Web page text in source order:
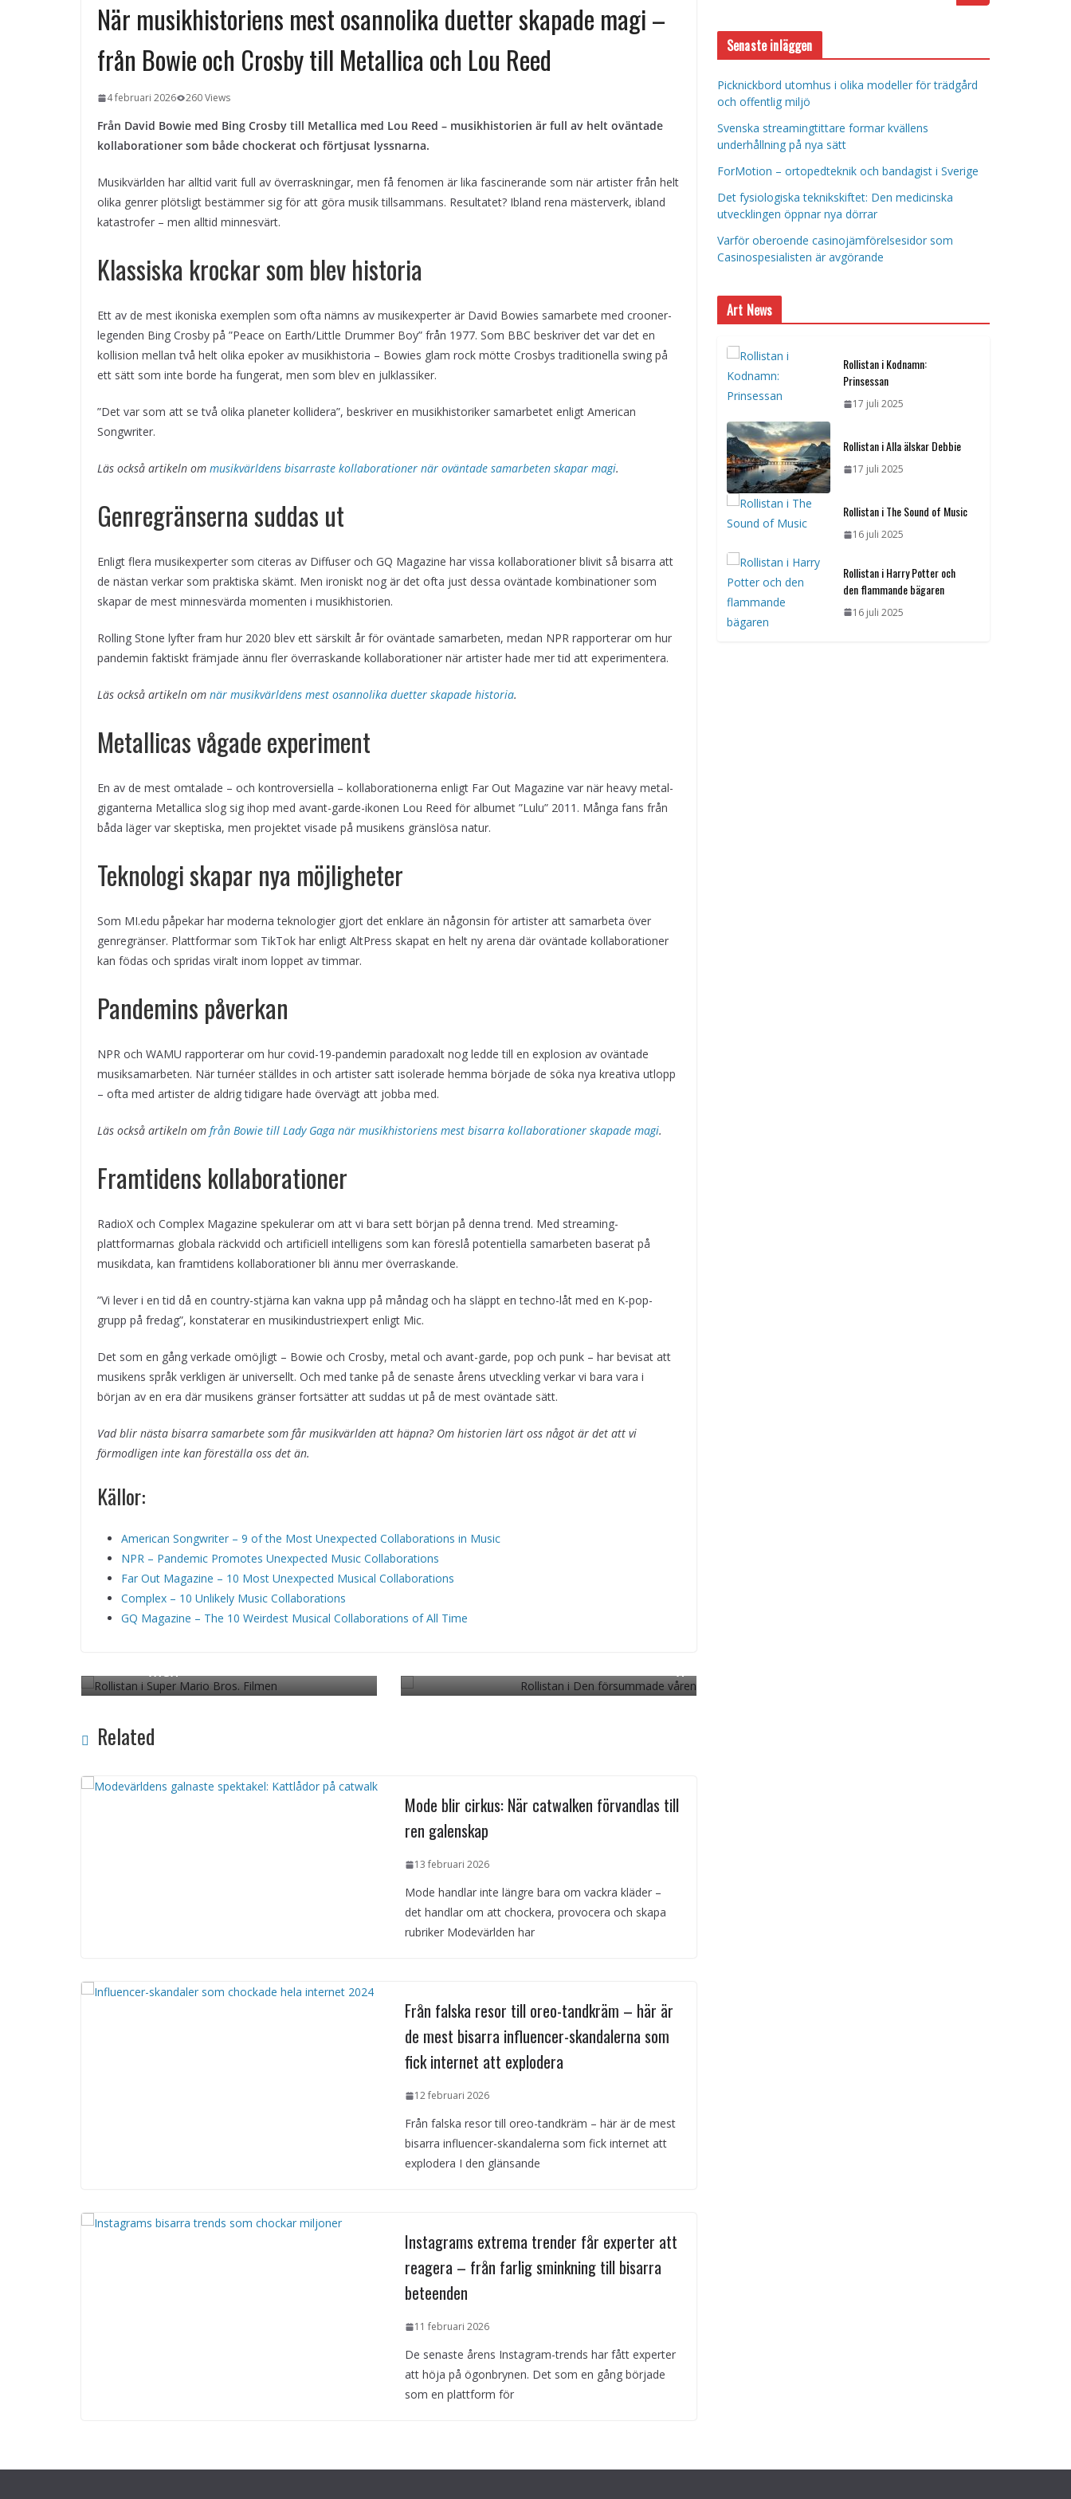
Svenska streamingtittare formar
ForMotion – ortopedteknik och
bandagist i Sverige
medicinska utvecklingen öppnar nya
När musikhistoriens mest osannolika duetter skapade magi –
från Bowie och Crosby till Metallica och Lou Reed
4 februari 2026 260 Views
Från David Bowie med Bing Crosby till Metallica med Lou Reed – musikhistorien är full av helt oväntade
kollaborationer som både chockerat och förtjusat lyssnarna.
Musikvärlden har alltid varit full av överraskningar, men få fenomen är lika fascinerande som när artister från helt
olika genrer plötsligt bestämmer sig för att göra musik tillsammans. Resultatet? Ibland rena mästerverk, ibland
katastrofer – men alltid minnesvärt.
Klassiska krockar som blev historia
Ett av de mest ikoniska exemplen som ofta nämns av musikexperter är David Bowies samarbete med crooner-
legenden Bing Crosby på ”Peace on Earth/Little Drummer Boy” från 1977. Som BBC beskriver det var det en
kollision mellan två helt olika epoker av musikhistoria – Bowies glam rock mötte Crosbys traditionella swing på
ett sätt som inte borde ha fungerat, men som blev en julklassiker.
”Det var som att se två olika planeter kollidera”, beskriver en musikhistoriker samarbetet enligt American
Songwriter.
Läs också artikeln om musikvärldens bisarraste kollaborationer när oväntade samarbeten skapar magi.
Genregränserna suddas ut
Enligt flera musikexperter som citeras av Diffuser och GQ Magazine har vissa kollaborationer blivit så bisarra att
de nästan verkar som praktiska skämt. Men ironiskt nog är det ofta just dessa oväntade kombinationer som
skapar de mest minnesvärda momenten i musikhistorien.
Rolling Stone lyfter fram hur 2020 blev ett särskilt år för oväntade samarbeten, medan NPR rapporterar om hur
pandemin faktiskt främjade ännu fler överraskande kollaborationer när artister hade mer tid att experimentera.
Läs också artikeln om när musikvärldens mest osannolika duetter skapade historia.
Metallicas vågade experiment
En av de mest omtalade – och kontroversiella – kollaborationerna enligt Far Out Magazine var när heavy metal-
giganterna Metallica slog sig ihop med avant-garde-ikonen Lou Reed för albumet ”Lulu” 2011. Många fans från
båda läger var skeptiska, men projektet visade på musikens gränslösa natur.
Teknologi skapar nya möjligheter
Som MI.edu påpekar har moderna teknologier gjort det enklare än någonsin för artister att samarbeta över
genregränser. Plattformar som TikTok har enligt AltPress skapat en helt ny arena där oväntade kollaborationer
kan födas och spridas viralt inom loppet av timmar.
Pandemins påverkan
NPR och WAMU rapporterar om hur covid-19-pandemin paradoxalt nog ledde till en explosion av oväntade
musiksamarbeten. När turnéer ställdes in och artister satt isolerade hemma började de söka nya kreativa utlopp
– ofta med artister de aldrig tidigare hade övervägt att jobba med.
Läs också artikeln om från Bowie till Lady Gaga när musikhistoriens mest bisarra kollaborationer skapade magi.
Framtidens kollaborationer
RadioX och Complex Magazine spekulerar om att vi bara sett början på denna trend. Med streaming-
plattformarnas globala räckvidd och artificiell intelligens som kan föreslå potentiella samarbeten baserat på
musikdata, kan framtidens kollaborationer bli ännu mer överraskande.
”Vi lever i en tid då en country-stjärna kan vakna upp på måndag och ha släppt en techno-låt med en K-pop-
grupp på fredag”, konstaterar en musikindustriexpert enligt Mic.
Det som en gång verkade omöjligt – Bowie och Crosby, metal och avant-garde, pop och punk – har bevisat att
musikens språk verkligen är universellt. Och med tanke på de senaste årens utveckling verkar vi bara vara i
början av en era där musikens gränser fortsätter att suddas ut på de mest oväntade sätt.
Vad blir nästa bisarra samarbete som får musikvärlden att häpna? Om historien lärt oss något är det att vi
förmodligen inte kan föreställa oss det än.
Källor:
American Songwriter – 9 of the Most Unexpected Collaborations in Music
NPR – Pandemic Promotes Unexpected Music Collaborations
Far Out Magazine – 10 Most Unexpected Musical Collaborations
Complex – 10 Unlikely Music Collaborations
GQ Magazine – The 10 Weirdest Musical Collaborations of All Time
men
n
Related
Mode blir cirkus: När catwalken förvandlas till
ren galenskap
13 februari 2026
Mode handlar inte längre bara om vackra kläder –
det handlar om att chockera, provocera och skapa
rubriker Modevärlden har
Från falska resor till oreo-tandkräm – här är
de mest bisarra influencer-skandalerna som
fick internet att explodera
12 februari 2026
Från falska resor till oreo-tandkräm – här är de mest
bisarra influencer-skandalerna som fick internet att
explodera I den glänsande
Instagrams extrema trender får experter att
reagera – från farlig sminkning till bisarra
beteenden
11 februari 2026
De senaste årens Instagram-trends har fått experter
att höja på ögonbrynen. Det som en gång började
som en plattform för
Senaste inläggen
Picknickbord utomhus i olika modeller för trädgård
och offentlig miljö
Svenska streamingtittare formar kvällens
underhållning på nya sätt
ForMotion – ortopedteknik och bandagist i Sverige
Det fysiologiska teknikskiftet: Den medicinska
utvecklingen öppnar nya dörrar
Varför oberoende casinojämförelsesidor som
Casinospesialisten är avgörande
Art News
Rollistan i Kodnamn:
Prinsessan
17 juli 2025
Rollistan i Alla älskar Debbie
17 juli 2025
Rollistan i The Sound of Music
16 juli 2025
Rollistan i Harry Potter och
den flammande bägaren
16 juli 2025